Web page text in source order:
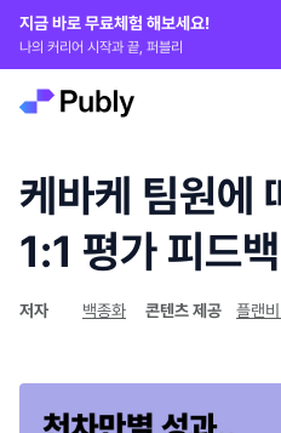
지금 바로 무료체험 해보세요!
나의 커리어 시작과 끝, 퍼블리
케바케 팀원에
1:1 평가 피드
저자 백종화 콘텐츠 제공 플랜